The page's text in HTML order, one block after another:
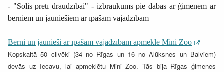
- "Solis pretī draudzībai" - izbraukums pie dabas ar ģimenēm ar
bērniem un jauniešiem ar īpašām vajadzībām
Bērni un jaunieši ar īpašām vajadzībām apmeklē Mini Zoo
Kopskaitā 50 cilvēki (34 no Rīgas un 16 no Alūksnes un Balviem)
devās uz Iecavu, lai apmeklētu Mini Zoo. Tās bija Rīgas ģimenes